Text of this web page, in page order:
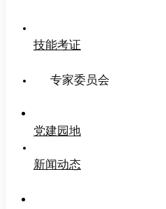
技能考证
专家委员会
党建园地
新闻动态